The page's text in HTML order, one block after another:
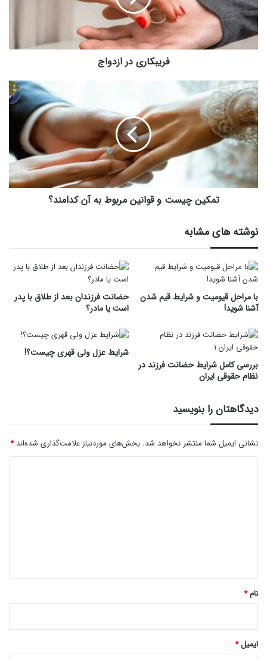
فریبکاری در ازدواج
تمکین
چیست
و
قوانین
مربوط
به
کدامند؟
تمکین چیست و قوانین مربوط به آن کدامند؟
نوشته های مشابه
با مراحل قیومیت و شرایط قیم شدن
آشنا شوید!
حضانت فرزندان بعد از طلاق با پدر
است یا مادر؟
بررسی کامل شرایط حضانت فرزند در
نظام حقوقی ایران
شرایط عزل ولی قهری چیست؟!
دیدگاهتان را بنویسید
نشانی ایمیل شما منتشر نخواهد شد. بخش‌های موردنیاز علامت‌گذاری شده‌اند*
نام*
ایمیل*